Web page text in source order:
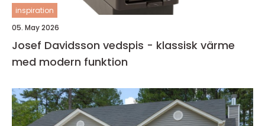
inspiration
05. May 2026
Josef Davidsson vedspis - klassisk värme
med modern funktion